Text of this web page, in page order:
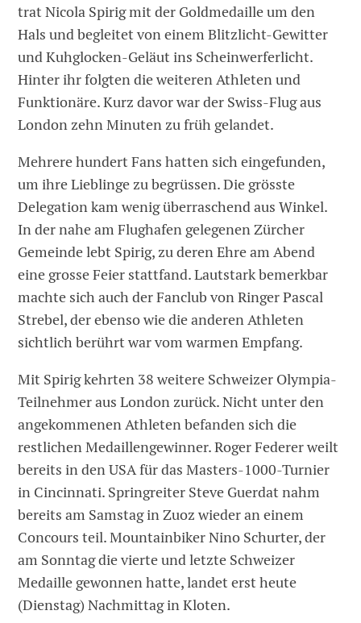
trat Nicola Spirig mit der Goldmedaille um den
Hals und begleitet von einem Blitzlicht-Gewitter
und Kuhglocken-Geläut ins Scheinwerferlicht.
Hinter ihr folgten die weiteren Athleten und
Funktionäre. Kurz davor war der Swiss-Flug aus
London zehn Minuten zu früh gelandet.
Mehrere hundert Fans hatten sich eingefunden,
um ihre Lieblinge zu begrüssen. Die grösste
Delegation kam wenig überraschend aus Winkel.
In der nahe am Flughafen gelegenen Zürcher
Gemeinde lebt Spirig, zu deren Ehre am Abend
eine grosse Feier stattfand. Lautstark bemerkbar
machte sich auch der Fanclub von Ringer Pascal
Strebel, der ebenso wie die anderen Athleten
sichtlich berührt war vom warmen Empfang.
Mit Spirig kehrten 38 weitere Schweizer Olympia-
Teilnehmer aus London zurück. Nicht unter den
angekommenen Athleten befanden sich die
restlichen Medaillengewinner. Roger Federer weilt
bereits in den USA für das Masters-1000-Turnier
in Cincinnati. Springreiter Steve Guerdat nahm
bereits am Samstag in Zuoz wieder an einem
Concours teil. Mountainbiker Nino Schurter, der
am Sonntag die vierte und letzte Schweizer
Medaille gewonnen hatte, landet erst heute
(Dienstag) Nachmittag in Kloten.